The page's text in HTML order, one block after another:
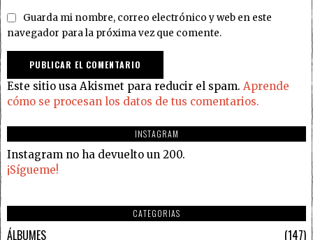
Guarda mi nombre, correo electrónico y web en este
navegador para la próxima vez que comente.
Este sitio usa Akismet para reducir el spam. Aprende
cómo se procesan los datos de tus comentarios.
INSTAGRAM
Instagram no ha devuelto un 200.
¡Sígueme!
CATEGORIAS
ÁLBUMES 147